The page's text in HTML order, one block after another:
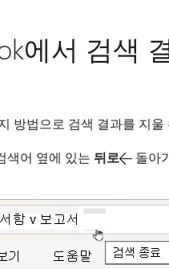
에서 검색
방법으로 검색 결과를 지울
색어 옆에 있는 뒤로
돌아